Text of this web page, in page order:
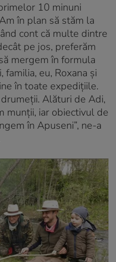
10 minuni
în plan să stăm la
cont că multe dintre
pe jos, preferăm
mergem în formula
familia, eu, Roxana și
în toate expedițiile.
Alături de Adi,
munții, iar obiectivul de
în Apuseni”, ne-a